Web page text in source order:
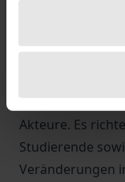
Weltordnung
wertvolle
Hintergründe
Akteure. Es
Studierende
Veränderungen